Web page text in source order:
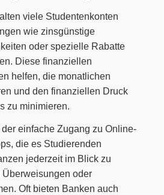
viele Studentenkonten
wie zinsgünstige
oder spezielle Rabatte
Diese finanziellen
helfen, die monatlichen
und den finanziellen Druck
zu minimieren.
einfache Zugang zu Online-
die es Studierenden
jederzeit im Blick zu
oder
Oft bieten Banken auch